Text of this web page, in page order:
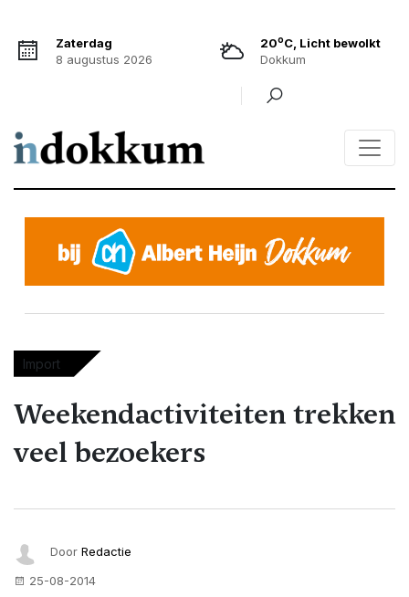
Zaterdag
8 augustus 2026
20oC, Licht bewolkt
Dokkum
Import
Weekendactiviteiten trekken
veel bezoekers
Door Redactie
25-08-2014